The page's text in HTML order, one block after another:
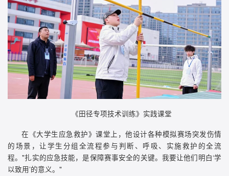
《田径专项技术训练》实践课堂
在《大学生应急救护》课堂上，他设计各种模拟赛场突发伤情
的场景，让学生分组全流程参与判断、呼吸、实施救护的全流
程。"扎实的应急技能，是保障赛事安全的关键。我要让他们明白‘学
以致用’的意义。"